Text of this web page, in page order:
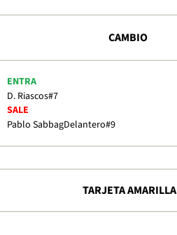
CAMBIO
ENTRA
D. Riascos#7
SALE
Pablo SabbagDelantero#9
TARJETA AMARILLA